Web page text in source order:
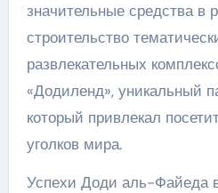
значительные средства в
строительство
развлекательных
«Додиленд», уникальный
который привлекал
уголков мира.
Успехи Доди аль-Файеда